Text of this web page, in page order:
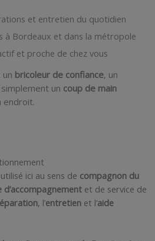
et entretien du quotidien
à Bordeaux et dans la métropole
et proche de chez vous
bricoleur de confiance, un
un coup de main
endroit.
ici au sens de compagnon du
d’accompagnement et de service de
, l’entretien et l’aide